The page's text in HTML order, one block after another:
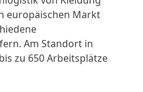
europäischen Markt
Am Standort in
zu 650 Arbeitsplätze